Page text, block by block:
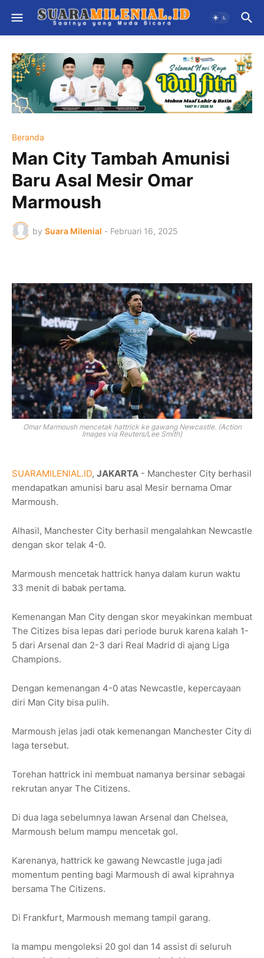
Beranda
Man City Tambah Amunisi
Baru Asal Mesir Omar
Marmoush
by Suara Milenial - Februari 16, 2025
Omar Marmoush mencetak hattrick ke gawang Newcastle. (Action
Images via Reuters/Lee Smith)
SUARAMILENIAL.ID, JAKARTA - Manchester City berhasil
mendapatkan amunisi baru asal Mesir bernama Omar
Marmoush.
Alhasil, Manchester City berhasil mengalahkan Newcastle
dengan skor telak 4-0.
Marmoush mencetak hattrick hanya dalam kurun waktu
33 menit di babak pertama.
Kemenangan Man City dengan skor meyakinkan membuat
The Citizes bisa lepas dari periode buruk karena kalah 1-
5 dari Arsenal dan 2-3 dari Real Madrid di ajang Liga
Champions.
Dengan kemenangan 4-0 atas Newcastle, kepercayaan
diri Man City bisa pulih.
Marmoush jelas jadi otak kemenangan Manchester City di
laga tersebut.
Torehan hattrick ini membuat namanya bersinar sebagai
rekrutan anyar The Citizens.
Di dua laga sebelumnya lawan Arsenal dan Chelsea,
Marmoush belum mampu mencetak gol.
Karenanya, hattrick ke gawang Newcastle juga jadi
momentum penting bagi Marmoush di awal kiprahnya
bersama The Citizens.
Di Frankfurt, Marmoush memang tampil garang.
Ia mampu mengoleksi 20 gol dan 14 assist di seluruh